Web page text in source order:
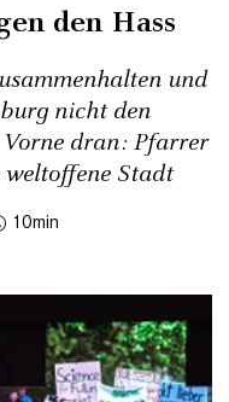
den Hass
und
nicht den
dran: Pfarrer
Stadt
10